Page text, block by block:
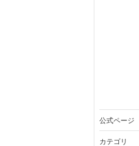
公式ページ
カテゴリ